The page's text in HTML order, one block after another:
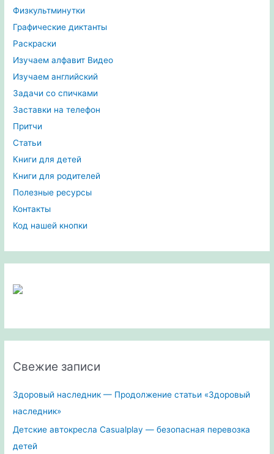
Физкультминутки
Графические диктанты
Раскраски
Изучаем алфавит Видео
Изучаем английский
Задачи со спичками
Заставки на телефон
Притчи
Статьи
Книги для детей
Книги для родителей
Полезные ресурсы
Контакты
Код нашей кнопки
Свежие записи
Здоровый наследник — Продолжение статьи «Здоровый
наследник»
Детские автокресла Casualplay — безопасная перевозка
детей